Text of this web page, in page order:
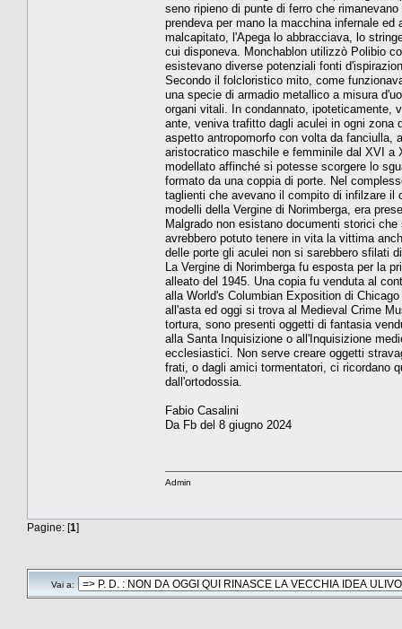
seno ripieno di punte di ferro che
prendeva per mano la macchina infernale
malcapitato, l'Apega lo abbracciava, lo
cui disponeva. Monchablon utilizzò Polibio
esistevano diverse potenziali fonti
Secondo il folcloristico mito, come
una specie di armadio metallico a misura
organi vitali. In condannato, ipoteticamente,
ante, veniva trafitto dagli aculei in ogni zona
aspetto antropomorfo con volta da fanciulla,
aristocratico maschile e femminile dal XVI a
modellato affinché si potesse scorgere lo
formato da una coppia di porte. Nel
taglienti che avevano il compito di infilzare il
modelli della Vergine di Norimberga, era
Malgrado non esistano documenti storici
avrebbero potuto tenere in vita la vittima
delle porte gli aculei non si sarebbero sfilati
La Vergine di Norimberga fu esposta per la
alleato del 1945. Una copia fu venduta al
alla World's Columbian Exposition di
all'asta ed oggi si trova al Medieval Crime
tortura, sono presenti oggetti di fantasia
alla Santa Inquisizione o all'Inquisizione
ecclesiastici. Non serve creare oggetti
frati, o dagli amici tormentatori, ci ricordano
dall'ortodossia.
Fabio Casalini
Da Fb del 8 giugno 2024
Admin
Pagine: [1]
Vai a: